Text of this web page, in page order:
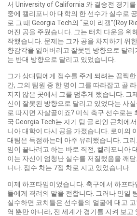
서 University of California 와 결승전 경기
중에 캘리포니아 대학의 한 선수가 실수로
로 그 때 Georgia Tech의 “로이 리겔”(Roy
어진 공을 주웠습니다. 그는 터치 다운을 위
작했습니다. 문제는 그가 공을 차지하기 위
향감각을 잃어버리고 잘못된 방향으로 달리
는 반대 방향으로 달리고 있었습니다.
그가 상대팀에게 점수를 주게 되려는 끔찍
간, 그의 팀원 중 한 명이 그를 따라잡고 골
지지 않은 곳에서 그를 멈추게 했습니다. 그
신이 잘못된 방향으로 달리고 있었다는 사
로 따지면 자살골이죠? 미식 축구 선수로는
국 Georgia Tech는 자기 팀 골 라인 근처에
니아 대학이 다시 공을 가졌습니다. 로이의
대팀은 득점하는데 아주 유리했습니다. 그
임이 끝나려고 하는 바로 직전, 켈리포니아
이는 자신이 엄청난 실수를 저질렀음을 깨
니다. 점수 차는 7점 차로 지고 있었습니다.
이제 하프타임이었습니다. 축구에서 하프타
들에게 격려의 말을 전합니다. 그러나 만일
실수하면 코치들은 선수들의 얼굴에 대고
역 뿐만 아니라, 전 세계가 경기를 지켜 보고